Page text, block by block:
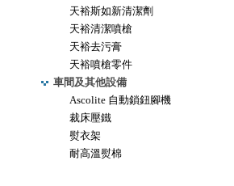
天裕斯如新清潔劑
天裕清潔噴槍
天裕去污膏
天裕噴槍零件
車間及其他設備
Ascolite 自動鎖鈕腳機
裁床壓鐵
熨衣架
耐高溫熨棉